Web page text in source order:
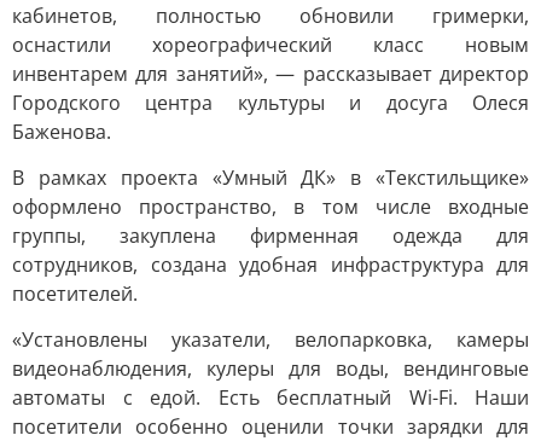
кабинетов, полностью обновили гримерки,
оснастили хореографический класс новым
инвентарем для занятий», — рассказывает директор
Городского центра культуры и досуга Олеся
Баженова.
В рамках проекта «Умный ДК» в «Текстильщике»
оформлено пространство, в том числе входные
группы, закуплена фирменная одежда для
сотрудников, создана удобная инфраструктура для
посетителей.
«Установлены указатели, велопарковка, камеры
видеонаблюдения, кулеры для воды, вендинговые
автоматы с едой. Есть бесплатный Wi-Fi. Наши
посетители особенно оценили точки зарядки для